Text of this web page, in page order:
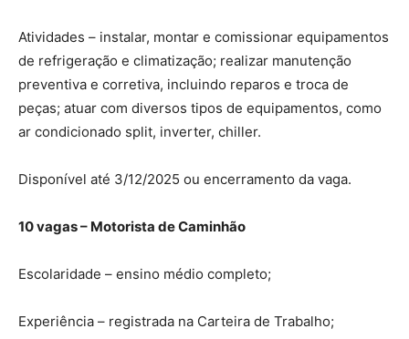
Atividades – instalar, montar e comissionar equipamentos
de refrigeração e climatização; realizar manutenção
preventiva e corretiva, incluindo reparos e troca de
peças; atuar com diversos tipos de equipamentos, como
ar condicionado split, inverter, chiller.
Disponível até 3/12/2025 ou encerramento da vaga.
10 vagas – Motorista de Caminhão
Escolaridade – ensino médio completo;
Experiência – registrada na Carteira de Trabalho;